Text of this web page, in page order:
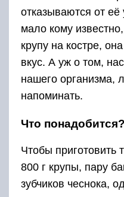
отказываются от
мало кому
крупу на костре,
вкус. А уж о том,
нашего организма,
напоминать.
Что понадобится?
Чтобы приготовить
800 г крупы, пару
зубчиков чеснока,